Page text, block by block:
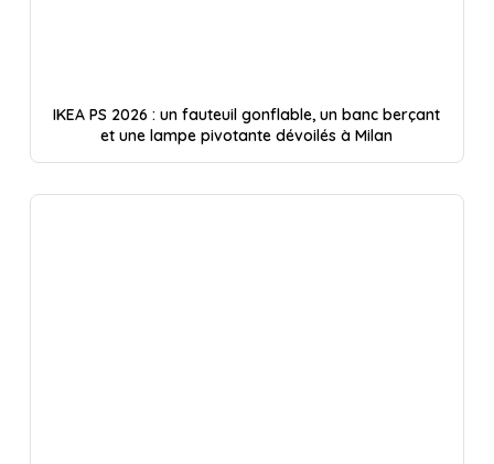
IKEA PS 2026 : un fauteuil gonflable, un banc berçant
et une lampe pivotante dévoilés à Milan